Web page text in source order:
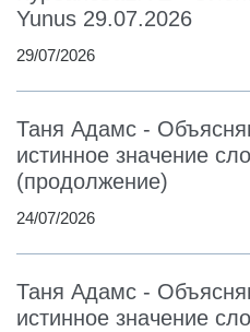
Yunus 29.07.2026
29/07/2026
Таня Адамс -
истинное значение
(продолжение)
24/07/2026
Таня Адамс -
истинное значение